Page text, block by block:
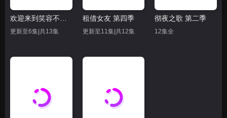
欢迎来到笑容不断的职场。
更新至6集|共13集
租借女友 第四季
更新至11集|共12集
彻夜之歌 第二季
12集全